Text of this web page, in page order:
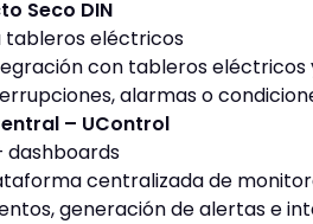
Seco DIN
tableros eléctricos
con tableros
alarmas o
– UControl
dashboards
centralizada de
generación de alertas e